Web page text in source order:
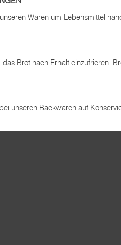
Waren um Lebensmittel
Brot nach Erhalt einzufrieren.
unseren Backwaren auf